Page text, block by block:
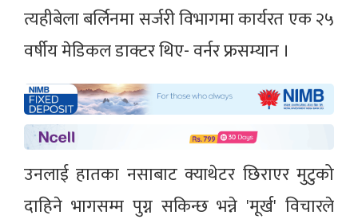
त्यहीबेला बर्लिनमा सर्जरी विभागमा कार्यरत एक २५
वर्षीय मेडिकल डाक्टर थिए- वर्नर फ्रसम्यान ।
उनलाई हातका नसाबाट क्याथेटर छिराएर मुटुको
दाहिने भागसम्म पुग्न सकिन्छ भन्ने 'मूर्ख' विचारले